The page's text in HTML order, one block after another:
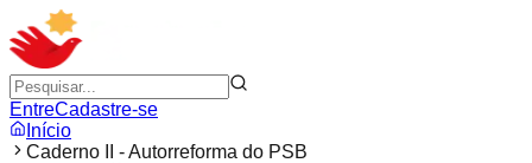
EntreCadastre-se
Início
Caderno II - Autorreforma do PSB